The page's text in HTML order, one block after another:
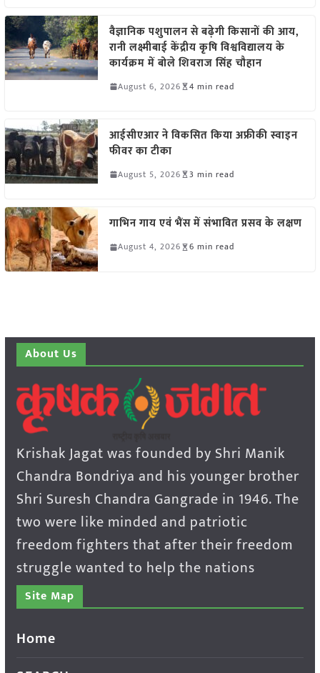
वैज्ञानिक पशुपालन से बढ़ेगी किसानों की आय,
रानी लक्ष्मीबाई केंद्रीय कृषि विश्वविद्यालय के
कार्यक्रम में बोले शिवराज सिंह चौहान
August 6, 2026 4 min read
आईसीएआर ने विकसित किया अफ्रीकी स्वाइन
फीवर का टीका
August 5, 2026 3 min read
गाभिन गाय एवं भैंस में संभावित प्रसव के लक्षण
August 4, 2026 6 min read
About Us
Krishak Jagat was founded by Shri Manik
Chandra Bondriya and his younger brother
Shri Suresh Chandra Gangrade in 1946. The
two were like minded and patriotic
freedom fighters that after their freedom
struggle wanted to help the nations
Site Map
Home